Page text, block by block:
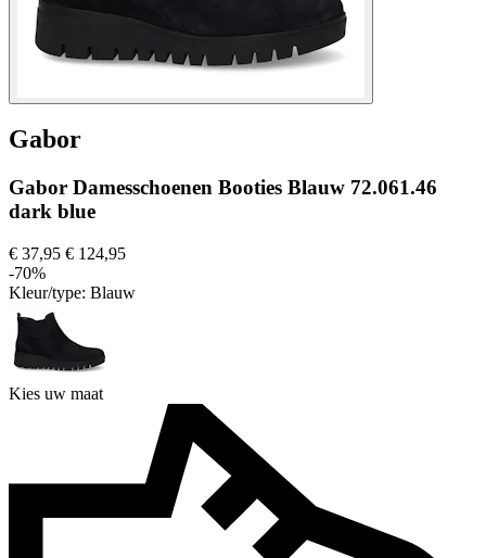
Gabor
Gabor Damesschoenen Booties Blauw 72.061.46
dark blue
€ 37,95 € 124,95
-70%
Kleur/type: Blauw
Kies uw maat